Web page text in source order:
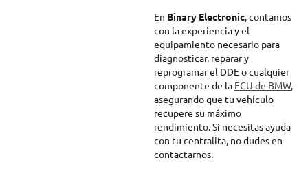
En Binary Electronic , contamos
con la experiencia y el
equipamiento necesario para
diagnosticar, reparar y
reprogramar el DDE o cualquier
componente de la ECU de BMW,
asegurando que tu vehículo
recupere su máximo
rendimiento. Si necesitas ayuda
con tu centralita, no dudes en
contactarnos.